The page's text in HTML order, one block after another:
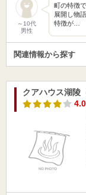
～10代
男性
町の特徴
展開し物
特徴が…
関連情報から探す
クアハウス湖陵